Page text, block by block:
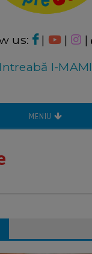
us: | | |
Intreabă I-MAMI
MENIU